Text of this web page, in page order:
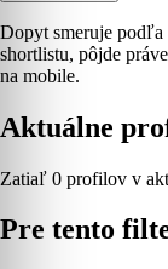
Dopyt smeruje
shortlistu, pôjde
na mobile.
Aktuálne
Zatiaľ 0 profilov v
Pre tento